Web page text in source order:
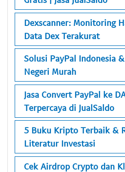
Dexscanner: Monitoring
Data Dex Terakurat
Solusi PayPal Indonesia
Negeri Murah
Jasa Convert PayPal ke
Terpercaya di JualSaldo
5 Buku Kripto Terbaik &
Literatur Investasi
Cek Airdrop Crypto dan